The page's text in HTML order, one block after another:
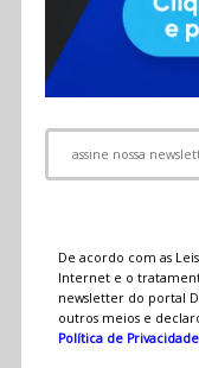
De acordo com as
Internet e o
newsletter do portal
outros meios e
Política de Privacidade.